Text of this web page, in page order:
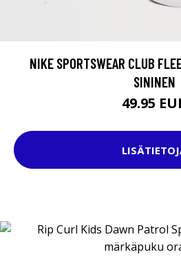
NIKE SPORTSWEAR CLUB
SININEN
49.95